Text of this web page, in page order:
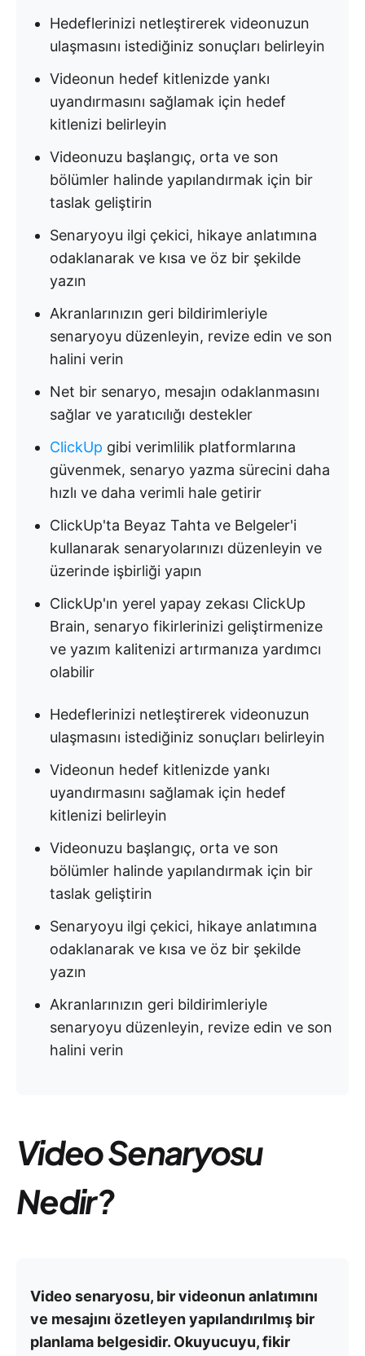
Hedeflerinizi netleştirerek videonuzun
ulaşmasını istediğiniz sonuçları belirleyin
Videonun hedef kitlenizde yankı
uyandırmasını sağlamak için hedef
kitlenizi belirleyin
Videonuzu başlangıç, orta ve son
bölümler halinde yapılandırmak için bir
taslak geliştirin
Senaryoyu ilgi çekici, hikaye anlatımına
odaklanarak ve kısa ve öz bir şekilde
yazın
Akranlarınızın geri bildirimleriyle
senaryoyu düzenleyin, revize edin ve son
halini verin
Net bir senaryo, mesajın odaklanmasını
sağlar ve yaratıcılığı destekler
ClickUp gibi verimlilik platformlarına
güvenmek, senaryo yazma sürecini daha
hızlı ve daha verimli hale getirir
ClickUp'ta Beyaz Tahta ve Belgeler'i
kullanarak senaryolarınızı düzenleyin ve
üzerinde işbirliği yapın
ClickUp'ın yerel yapay zekası ClickUp
Brain, senaryo fikirlerinizi geliştirmenize
ve yazım kalitenizi artırmanıza yardımcı
olabilir
Hedeflerinizi netleştirerek videonuzun
ulaşmasını istediğiniz sonuçları belirleyin
Videonun hedef kitlenizde yankı
uyandırmasını sağlamak için hedef
kitlenizi belirleyin
Videonuzu başlangıç, orta ve son
bölümler halinde yapılandırmak için bir
taslak geliştirin
Senaryoyu ilgi çekici, hikaye anlatımına
odaklanarak ve kısa ve öz bir şekilde
yazın
Akranlarınızın geri bildirimleriyle
senaryoyu düzenleyin, revize edin ve son
halini verin
Video Senaryosu
Nedir?
Video senaryosu, bir videonun anlatımını
ve mesajını özetleyen yapılandırılmış bir
planlama belgesidir. Okuyucuyu, fikir